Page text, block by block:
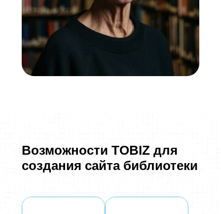
Возможности TOBIZ для
создания сайта библиотеки